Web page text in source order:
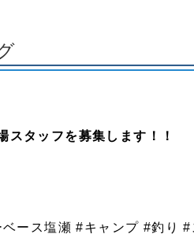
スタッフを募集します！！
ース塩瀬 #キャンプ #釣り #